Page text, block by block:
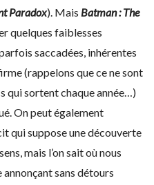
Paradox). Mais Batman : The
quelques faiblesses
saccadées, inhérentes
(rappelons que ce ne sont
qui sortent chaque année…)
On peut également
qui suppose une découverte
mais l’on sait où nous
sans détours